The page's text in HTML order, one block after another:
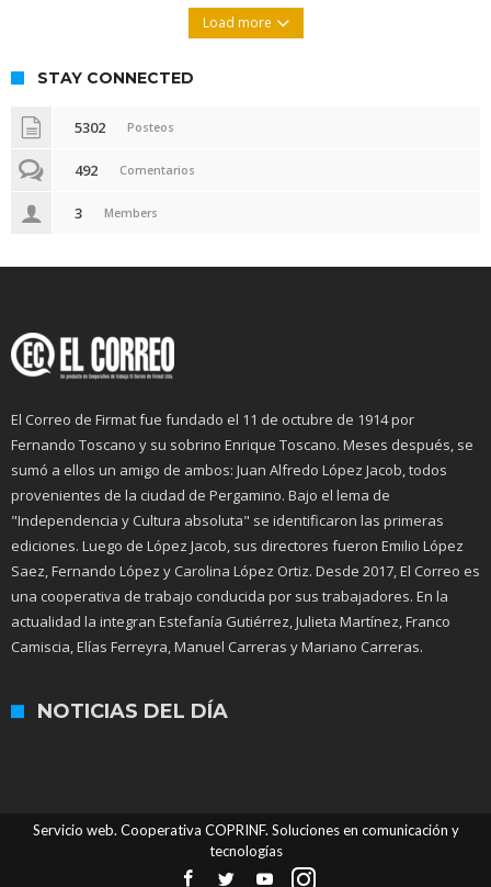
Load more
STAY CONNECTED
5302 Posteos
492 Comentarios
3 Members
El Correo de Firmat fue fundado el 11 de octubre de 1914 por
Fernando Toscano y su sobrino Enrique Toscano. Meses después, se
sumó a ellos un amigo de ambos: Juan Alfredo López Jacob, todos
provenientes de la ciudad de Pergamino. Bajo el lema de
"Independencia y Cultura absoluta" se identificaron las primeras
ediciones. Luego de López Jacob, sus directores fueron Emilio López
Saez, Fernando López y Carolina López Ortiz. Desde 2017, El Correo es
una cooperativa de trabajo conducida por sus trabajadores. En la
actualidad la integran Estefanía Gutiérrez, Julieta Martínez, Franco
Camiscia, Elías Ferreyra, Manuel Carreras y Mariano Carreras.
NOTICIAS DEL DÍA
Servicio web. Cooperativa COPRINF. Soluciones en comunicación y
tecnologías